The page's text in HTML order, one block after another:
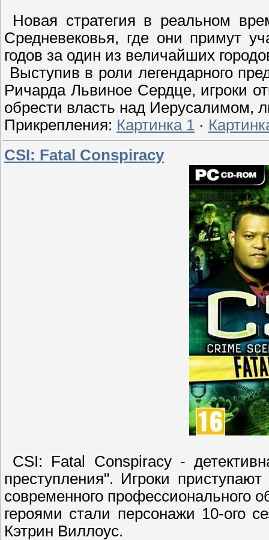
Новая стратегия в реальном
Средневековья, где они примут
годов за один из величайших
Выступив в роли легендарного
Ричарда Львиное Сердце, игроки
обрести власть над Иерусалимом,
Прикрепления: Картинка 1 ·
CSI: Fatal Conspiracy
CSI: Fatal Conspiracy -
преступления". Игроки
современного профессионального
героями стали персонажи 10-ого
Кэтрин Виллоус.